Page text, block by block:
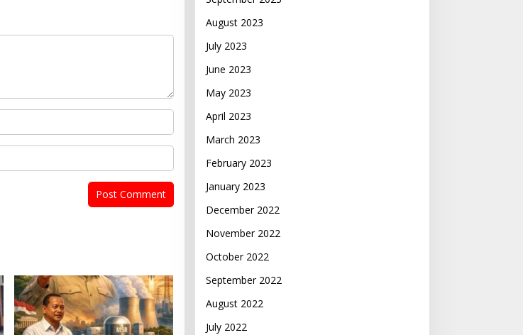
August 2023
July 2023
June 2023
May 2023
April 2023
March 2023
February 2023
January 2023
December 2022
November 2022
October 2022
September 2022
August 2022
July 2022